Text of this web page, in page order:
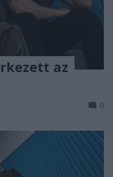
az
0